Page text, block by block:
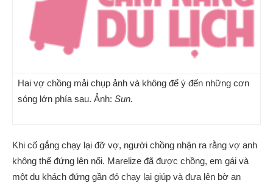
Hai vợ chồng mải chụp ảnh và không để ý đến những cơn
sóng lớn phía sau. Ảnh: Sun.
Khi cố gắng chạy lại đỡ vợ, người chồng nhận ra rằng vợ anh
không thể đứng lên nổi. Marelize đã được chồng, em gái và
một du khách đứng gần đó chạy lại giúp và đưa lên bờ an